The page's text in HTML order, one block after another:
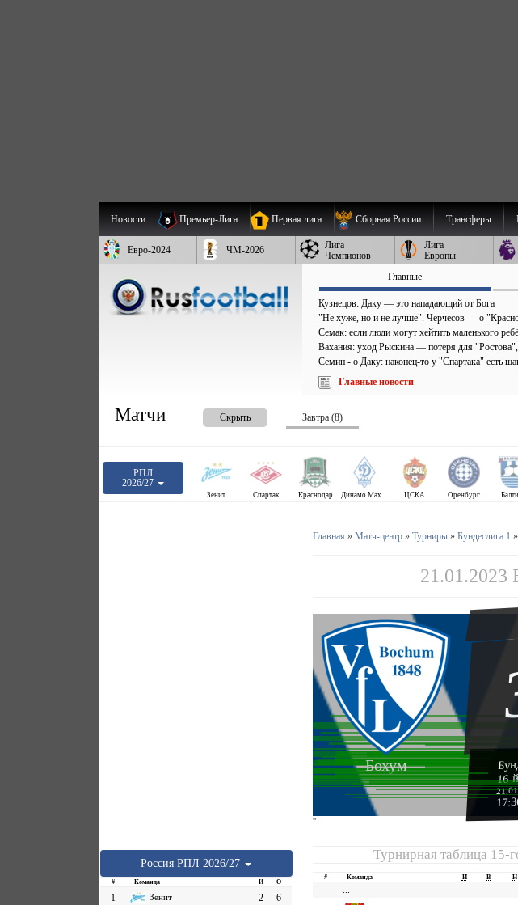
Новости Премьер-Лига Первая лига Сборная России Трансферы
Евро-2024 ЧМ-2026
Лига
Чемпионов
Лига
Европы
Главные
Кузнецов: Даку — это нападающий от Бога
"Не хуже, но и не лучше". Черчесов — о
Семак: если люди могут хейтить маленького
Вахания: уход Рыскина — потеря для
Семин - о Даку: наконец-то у "Спартака" есть
Главные новости
Матчи Скрыть Завтра (8)
РПЛ
2026/27
Зенит Спартак Краснодар Динамо Махачкала ЦСКА Оренбург
Россия РПЛ 2026/27
# Команда И О
1 Зенит 2
6
Главная » Матч-центр» Турниры» Бундеслига 1 »
21.01.2023
Бохум
16-
''
Турнирная таблица 15-
# Команда И В Н
...